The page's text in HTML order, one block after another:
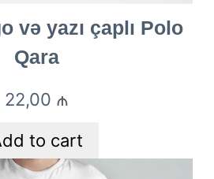
və yazı çaplı Polo
Qara
22,00 ₼
to cart